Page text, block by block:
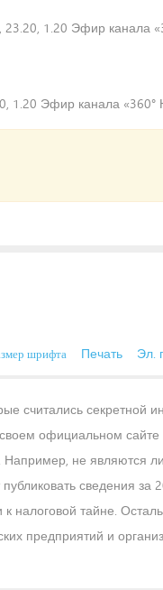
23.20, 1.20 Эфир канала
1.20 Эфир канала «360°
Печать Эл.
считались секретной
официальном
Например, не
сведения за
тайне.
предприятий и